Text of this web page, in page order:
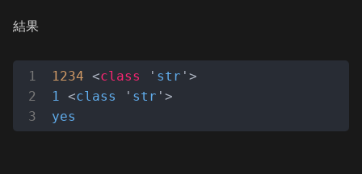
結果
1234 <class ' str
1
<class ' str
yes